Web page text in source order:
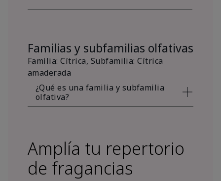
Familias y subfamilias olfativas
Familia: Cítrica, Subfamilia: Cítrica
amaderada
¿Qué es una familia y subfamilia
olfativa?
Amplía tu repertorio
de fragancias